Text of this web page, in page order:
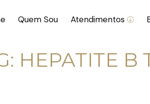
Quem Sou Atendimentos
HEPATITE B